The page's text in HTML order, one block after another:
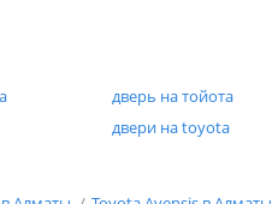
дверь на тойота
двери на toyota